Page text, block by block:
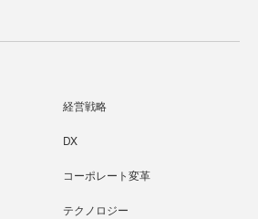
経営戦略
DX
コーポレート変革
テクノロジー